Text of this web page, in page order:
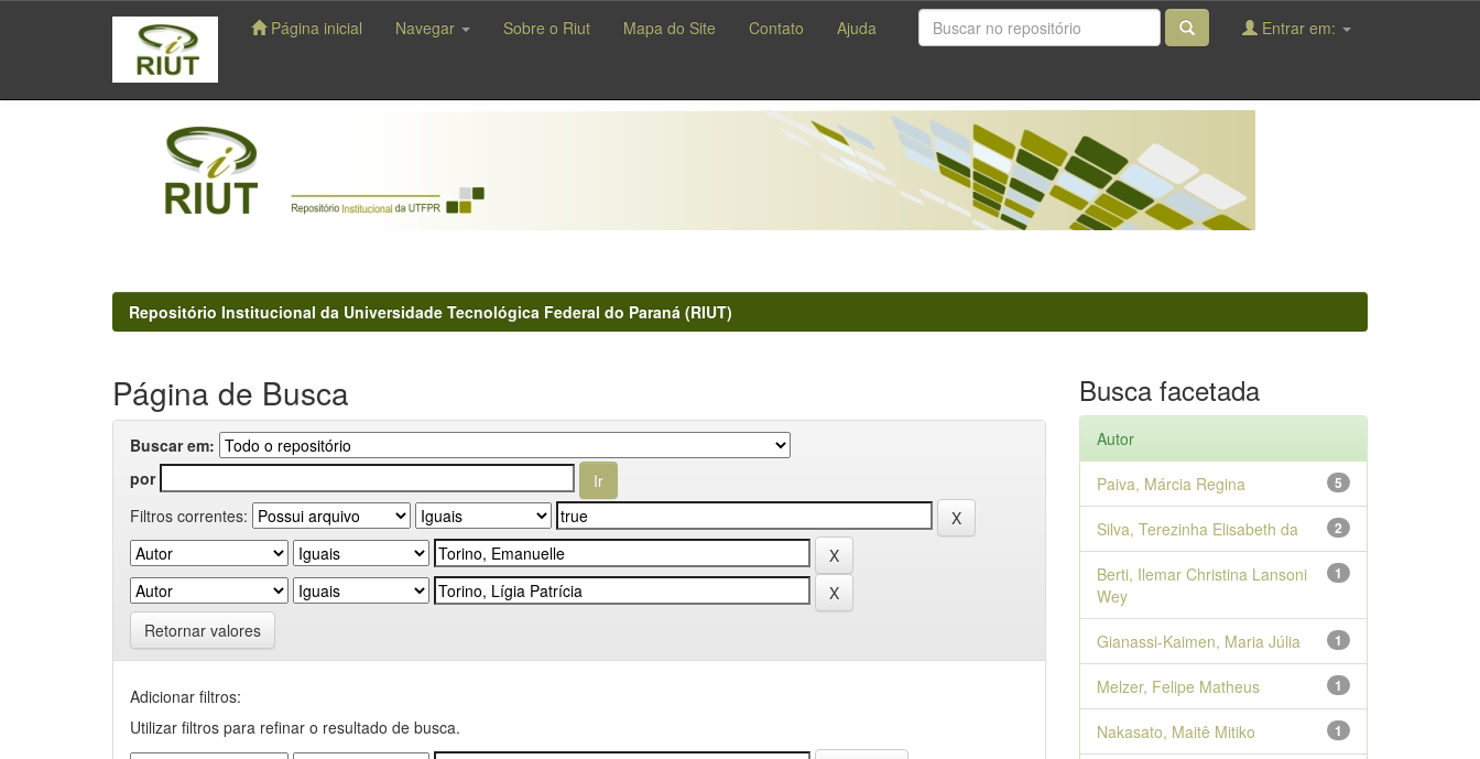
navigation
Página inicial Navegar Sobre o Riut Mapa do Site Contato Ajuda Entrar em:
Repositório Institucional da Universidade Tecnológica Federal do Paraná (RIUT)
Página de Busca
Buscar em:
por
Filtros correntes:
Retornar valores
Adicionar filtros:
Utilizar filtros para refinar o resultado de busca.
Busca facetada
Autor
5
Paiva, Márcia Regina
2
Silva, Terezinha Elisabeth da
1
Berti, Ilemar Christina Lansoni
Wey
1
Gianassi-Kaimen, Maria Júlia
1
Melzer, Felipe Matheus
1
Nakasato, Maitê Mitiko